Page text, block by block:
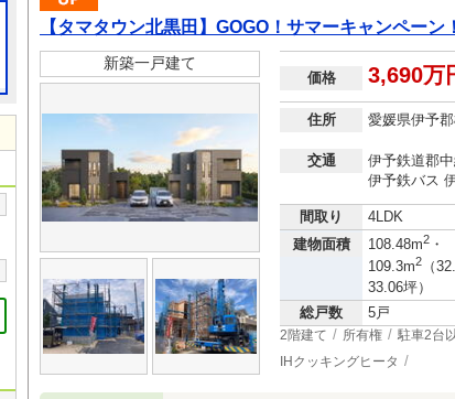
【タマタウン北黒田】GOGO！サマーキャンペーン
新築一戸建て
価格 3,690万
住所 愛媛県伊予
交通
伊予鉄道郡
伊予鉄バス
間取り
4LDK
建物面積
108.48m2 ・
109.3m2
（
33.06坪）
総戸数
5戸
2階建て 所有権 駐車2台
IHクッキングヒータ